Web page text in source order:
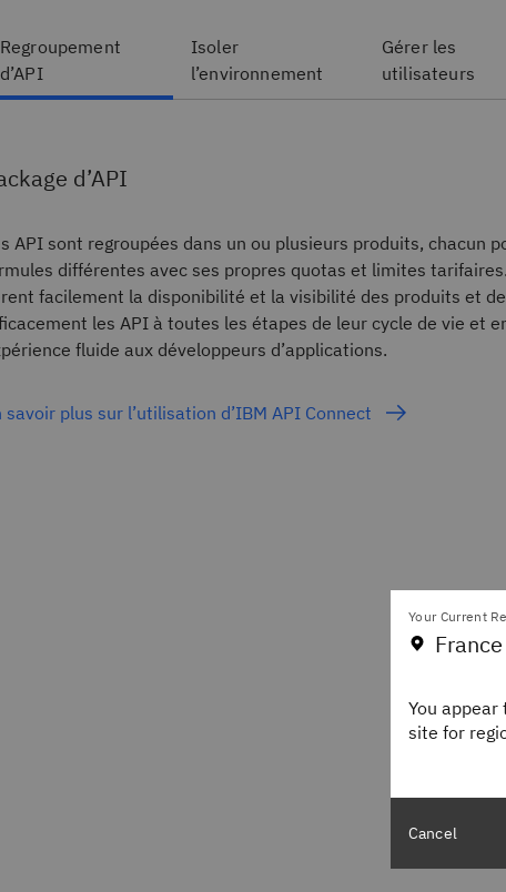
Regroupement
d’API
Isoler
l’environnement
Gérer les
utilisateurs
d’API
API sont regroupées dans un ou plusieurs produits, chacun
différentes avec ses propres quotas et limites
facilement la disponibilité et la visibilité des produits et
les API à toutes les étapes de leur cycle de vie et
fluide aux développeurs d’applications.
savoir plus sur l’utilisation d’IBM API Connect
Your Current
You
site for
Cancel